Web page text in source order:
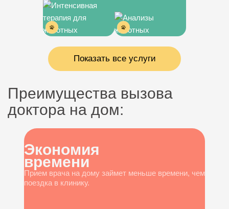
Показать все услуги
Преимущества вызова
доктора на дом:
Экономия
времени
Прием врача на дому займет меньше времени, чем
поездка в клинику.